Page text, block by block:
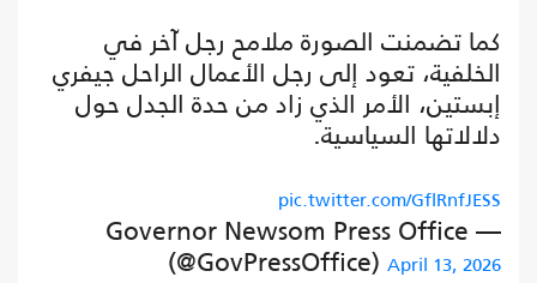
كما تضمنت الصورة ملامح رجل آخر في
الخلفية، تعود إلى رجل الأعمال الراحل جيفري
إبستين، الأمر الذي زاد من حدة الجدل حول
دلالاتها السياسية.
pic.twitter.com/GflRnfJESS
— Governor Newsom Press Office
(@GovPressOffice) April 13, 2026